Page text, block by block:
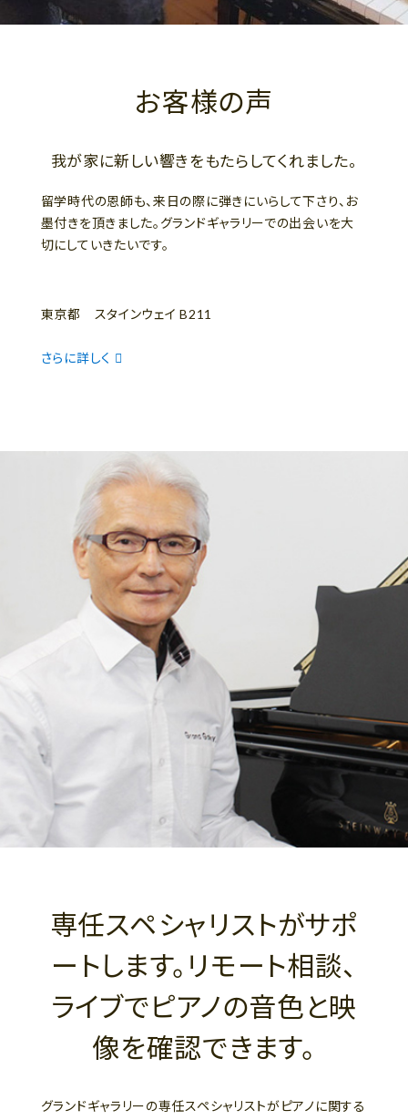
お客様の声
我が家に新しい響きをもたらしてくれました。
留学時代の恩師も、来日の際に弾きにいらして下さり、お
墨付きを頂きました。グランドギャラリーでの出会いを大
切にしていきたいです。
東京都 スタインウェイ B211
さらに詳しく
専任スペシャリストがサポ
ートします。リモート相談、
ライブでピアノの音色と映
像を確認できます。
グランドギャラリーの専任スペシャリストがピアノに関する